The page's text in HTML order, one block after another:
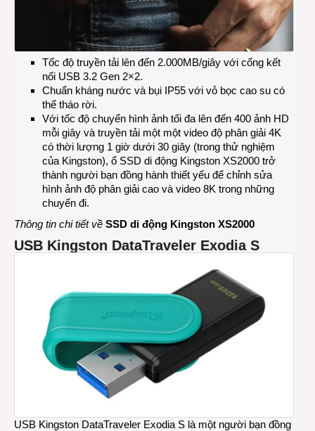
Tốc độ truyền tải lên đến 2.000MB/giây với cổng kết
nối USB 3.2 Gen 2×2.
Chuẩn kháng nước và bụi IP55 với vỏ bọc cao su có
thể tháo rời.
Với tốc độ chuyển hình ảnh tối đa lên đến 400 ảnh HD
mỗi giây và truyền tải một một video độ phân giải 4K
có thời lượng 1 giờ dưới 30 giây (trong thử nghiệm
của Kingston), ổ SSD di động Kingston XS2000 trở
thành người bạn đồng hành thiết yếu để chỉnh sửa
hình ảnh độ phân giải cao và video 8K trong những
chuyến đi.
Thông tin chi tiết về SSD di động Kingston XS2000
USB Kingston DataTraveler Exodia S
USB Kingston DataTraveler Exodia S là một người bạn đồng